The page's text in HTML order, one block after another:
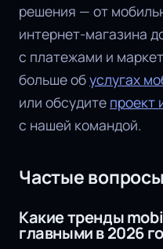
решения — от
интернет-магазина
с платежами и
больше обуслугах
или обсудите проект
с нашей командой.
Частые вопросы
Какие тренды
главными в 2026